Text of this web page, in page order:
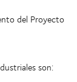
del Proyecto
son: